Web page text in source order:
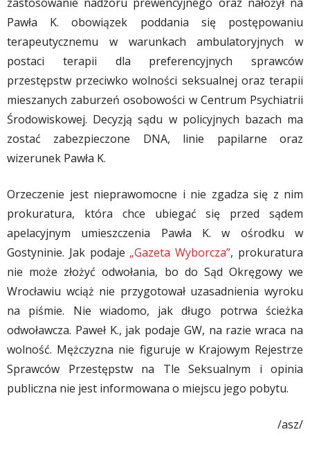
zastosowanie nadzoru prewencyjnego oraz nałożył na
Pawła K. obowiązek poddania się postępowaniu
terapeutycznemu w warunkach ambulatoryjnych w
postaci terapii dla preferencyjnych sprawców
przestępstw przeciwko wolności seksualnej oraz terapii
mieszanych zaburzeń osobowości w Centrum Psychiatrii
Środowiskowej. Decyzją sądu w policyjnych bazach ma
zostać zabezpieczone DNA, linie papilarne oraz
wizerunek Pawła K.
Orzeczenie jest nieprawomocne i nie zgadza się z nim
prokuratura, która chce ubiegać się przed sądem
apelacyjnym umieszczenia Pawła K. w ośrodku w
Gostyninie. Jak podaje„Gazeta Wyborcza”, prokuratura
nie może złożyć odwołania, bo do Sąd Okręgowy we
Wrocławiu wciąż nie przygotował uzasadnienia wyroku
na piśmie. Nie wiadomo, jak długo potrwa ścieżka
odwoławcza. Paweł K., jak podaje GW, na razie wraca na
wolność. Mężczyzna nie figuruje w Krajowym Rejestrze
Sprawców Przestępstw na Tle Seksualnym i opinia
publiczna nie jest informowana o miejscu jego pobytu.
/asz/